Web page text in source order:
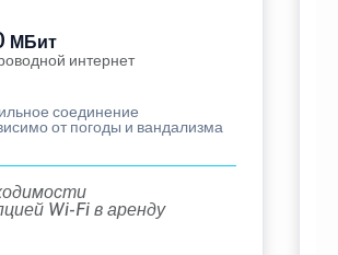
МБит
интернет
соединение
от погоды и вандализма
Wi-Fi в аренду